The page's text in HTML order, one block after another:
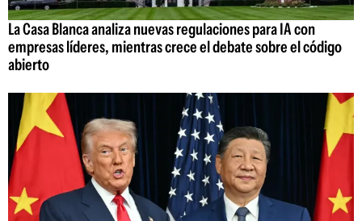
La Casa Blanca analiza nuevas regulaciones para IA con
empresas líderes, mientras crece el debate sobre el código
abierto